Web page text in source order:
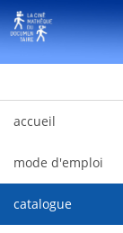
Zum Inhalt wechseln
accueil
mode d'emploi
catalogue